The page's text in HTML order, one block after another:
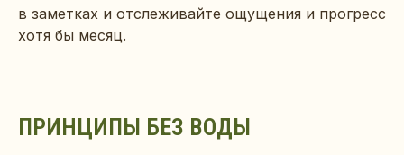
в заметках и отслеживайте ощущения и прогресс
хотя бы месяц.
ПРИНЦИПЫ БЕЗ ВОДЫ